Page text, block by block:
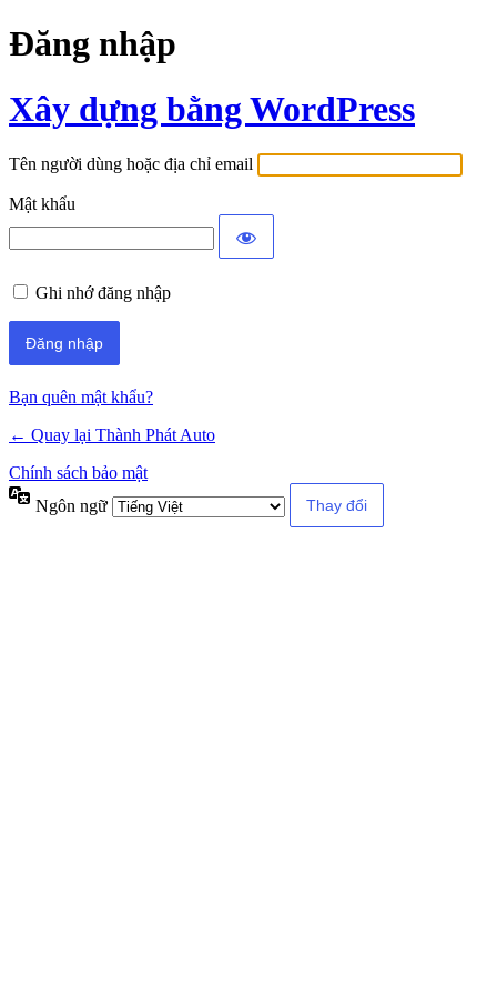
Đăng nhập
Xây dựng bằng WordPress
Tên người dùng hoặc địa chỉ email
Mật khẩu
Ghi nhớ đăng nhập
Bạn quên mật khẩu?
← Quay lại Thành Phát Auto
Chính sách bảo mật
Ngôn ngữ